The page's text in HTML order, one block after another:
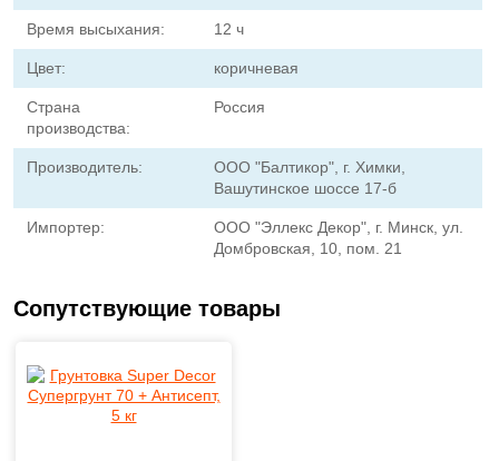
Время высыхания: 12 ч
Цвет: коричневая
Страна
производства:
Россия
Производитель:
ООО "Балтикор", г. Химки,
Вашутинское шоссе 17-б
Импортер:
ООО "Эллекс Декор", г. Минск, ул.
Домбровская, 10, пом. 21
Сопутствующие товары